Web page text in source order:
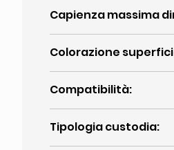
Capienza massima
Colorazione
Compatibilità:
Tipologia custodia: